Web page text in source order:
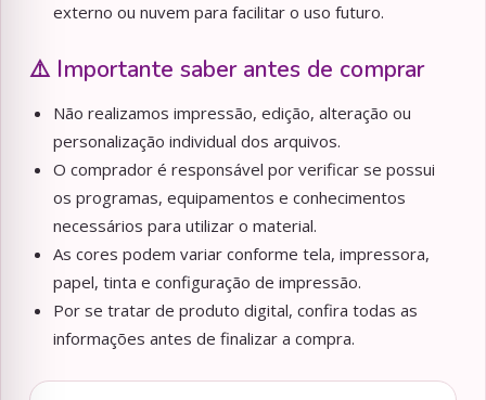
externo ou nuvem para facilitar o uso futuro.
⚠️ Importante saber antes de comprar
Não realizamos impressão, edição, alteração ou
personalização individual dos arquivos.
O comprador é responsável por verificar se possui
os programas, equipamentos e conhecimentos
necessários para utilizar o material.
As cores podem variar conforme tela, impressora,
papel, tinta e configuração de impressão.
Por se tratar de produto digital, confira todas as
informações antes de finalizar a compra.